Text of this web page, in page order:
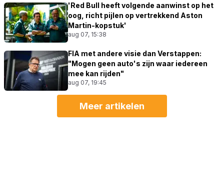
'Red Bull heeft volgende aanwinst op het
oog, richt pijlen op vertrekkend Aston
Martin-kopstuk'
aug 07, 15:38
FIA met andere visie dan Verstappen:
"Mogen geen auto's zijn waar iedereen
mee kan rijden"
aug 07, 19:45
Meer artikelen